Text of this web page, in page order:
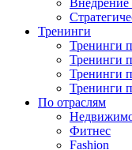
Внедрение
Тренинги
Тренинги
Тренинги
Тренинги
Тренинги
По отраслям
Фитнес
Fashion